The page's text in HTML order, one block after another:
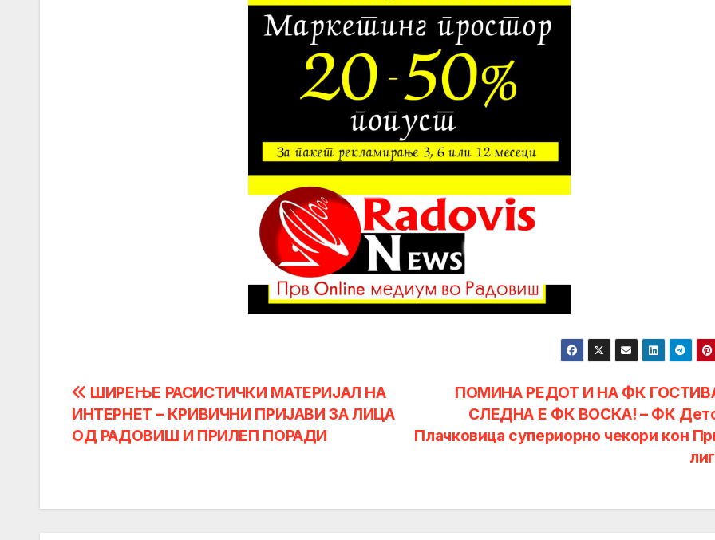
Post
navigation
ПОМИНА РЕДОТ И НА ФК
СЛЕДНА Е ФК ВОСКА! – ФК
Плачковица супериорно чекори кон
ШИРЕЊЕ РАСИСТИЧКИ МАТЕРИЈАЛ НА
ИНТЕРНЕТ – КРИВИЧНИ ПРИЈАВИ ЗА ЛИЦА
ОД РАДОВИШ И ПРИЛЕП ПОРАДИ